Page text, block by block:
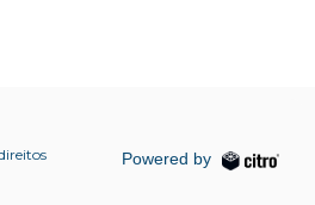
Powered by